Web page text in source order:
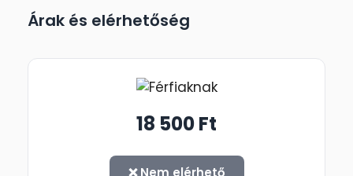
Árak és elérhetőség
18 500 Ft
❌ Nem elérhető